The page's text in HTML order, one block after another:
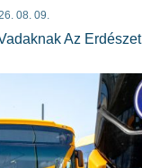
08. 09.
Az Erdészet